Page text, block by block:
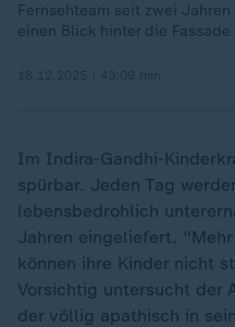
Fernsehteam seit zwei
einen Blick hinter die
Im Indira-Gandhi-
spürbar. Jeden Tag
lebensbedrohlich
Jahren eingeliefert.
können ihre Kinder nicht
Vorsichtig untersucht der
der völlig apathisch in